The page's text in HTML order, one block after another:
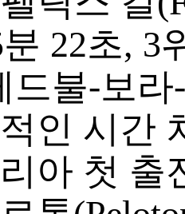
22초, 3
드불-보
인 시간
아 첫 출